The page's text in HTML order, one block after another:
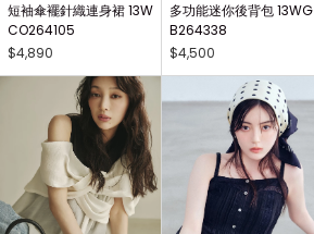
短袖傘襬針織連身裙 13W
CO264105
$4,890
多功能迷你後背包 13WG
B264338
$4,500